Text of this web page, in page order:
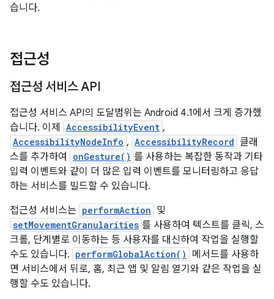
습니다.
접근성
접근성 서비스 API
접근성 서비스 API의 도달범위는 Android 4.1에서 크게 증가했
습니다. 이제
AccessibilityEvent ,
AccessibilityNodeInfo , AccessibilityRecord 클래
스를 추가하여
onGesture() 를 사용하는 복잡한 동작과 기타
입력 이벤트와 같이 더 많은 입력 이벤트를 모니터링하고 응답
하는 서비스를 빌드할 수 있습니다.
접근성 서비스는 performAction 및
setMovementGranularities 를 사용하여 텍스트를 클릭, 스
크롤, 단계별로 이동하는 등 사용자를 대신하여 작업을 실행할
수도 있습니다. performGlobalAction()
메서드를 사용하
면 서비스에서 뒤로, 홈, 최근 앱 및 알림 열기와 같은 작업을 실
행할 수도 있습니다.